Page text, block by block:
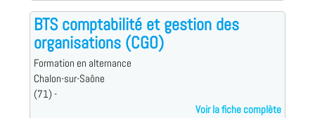
BTS comptabilité et gestion des
organisations (CGO)
Formation en alternance
Chalon-sur-Saône
(71) -
Voir la fiche complète